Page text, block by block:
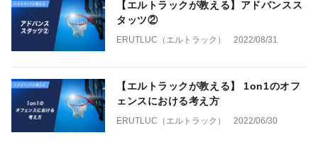
【エルトラックが教える】アドバンスス
タッツ②
ERUTLUC（エルトラック） 2022/08/31
【エルトラックが教える】 1on1のオフ
ェンスにおける考え方
ERUTLUC（エルトラック） 2022/06/30